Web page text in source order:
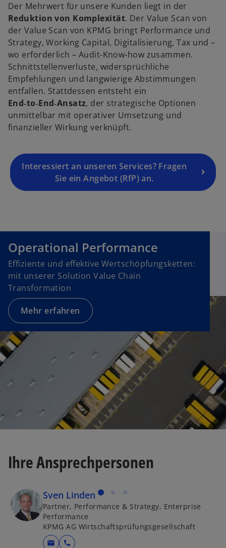
Der Mehrwert für unsere Kunden liegt in der
Reduktion von Komplexität. Der Value Scan von
der Value Scan von KPMG bringt Performance und
Strategy, Working Capital, Digitalisierung, Tax und –
wo erforderlich – Audit‑Know‑how zusammen.
Schnittstellenverluste, widersprüchliche
Empfehlungen und langwierige Abstimmungen
entfallen. Stattdessen entsteht ein
End‑to‑End‑Ansatz, der strategische Optionen
unmittelbar mit operativer Umsetzung und
finanzieller Wirkung verknüpft.
Interessiert an unseren Services? Fragen
Sie ein Angebot (RfP) an.
i
n
e
t
e
ö
Operational Performance
Effiziente und effektive Wertschöpfungsketten:
mit unserer Solution Value Chain
Transformation
Mehr erfahren
Ihre Ansprechpersonen
Sven Linden
Partner, Performance & Strategy, Enterprise
Performance
KPMG AG Wirtschaftsprüfungsgesellschaft
mail call